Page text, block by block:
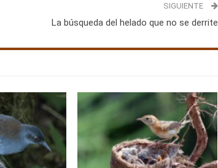
SIGUIENTE
La búsqueda del helado que no se derrite